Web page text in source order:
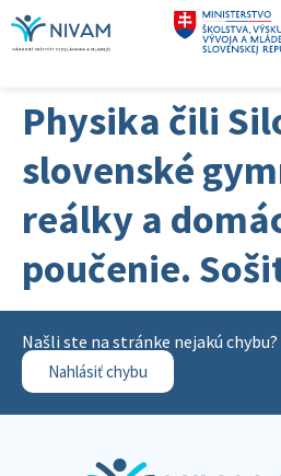
Physika čili
slovenské
reálky a
poučenie.
Našli ste na stránke nejakú
Nahlásiť chybu